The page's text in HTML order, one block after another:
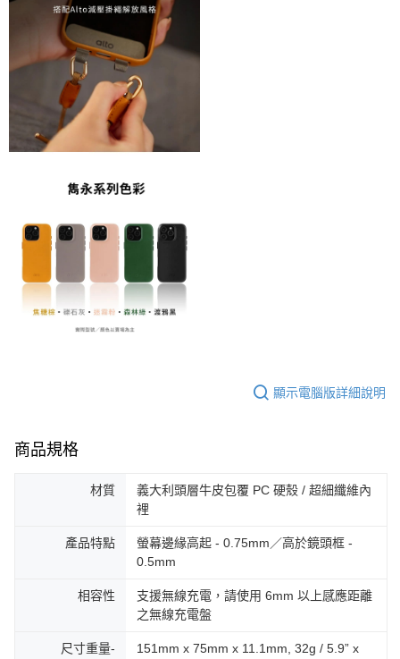
顯示電腦版詳細說明
商品規格
材質
義大利頭層牛皮包覆 PC 硬殼 / 超細纖維內
裡
產品特點
螢幕邊緣高起 - 0.75mm／高於鏡頭框 -
0.5mm
相容性
支援無線充電，請使用 6mm 以上感應距離
之無線充電盤
尺寸重量-
151mm x 75mm x 11.1mm, 32g / 5.9” x